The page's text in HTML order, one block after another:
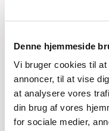
Denne hjemmeside
Vi bruger cookies til
annoncer, til at vise
at analysere vores
din brug af vores
for sociale medier,